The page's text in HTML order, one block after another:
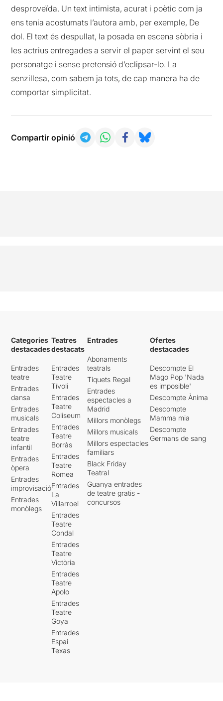
desproveïda. Un text intimista, acurat i poètic com ja
ens tenia acostumats l’autora amb, per exemple, De
dol. El text és despullat, la posada en escena sòbria i
les actrius entregades a servir el paper servint el seu
personatge i sense pretensió d’eclipsar-lo. La
senzillesa, com sabem ja tots, de cap manera ha de
comportar simplicitat.
Compartir opinió
Categories
destacades
Entrades
teatre
Entrades
dansa
Entrades
musicals
Entrades
teatre
infantil
Entrades
òpera
Entrades
improvisació
Entrades
monòlegs
Teatres
destacats
Entrades
Teatre
Tívoli
Entrades
Teatre
Coliseum
Entrades
Teatre
Borràs
Entrades
Teatre
Romea
Entrades
La
Villarroel
Entrades
Teatre
Condal
Entrades
Teatre
Victòria
Entrades
Teatre
Apolo
Entrades
Teatre
Goya
Entrades
Espai
Texas
Entrades
Abonaments
teatrals
Tiquets Regal
Entrades
espectacles a
Madrid
Millors monòlegs
Millors musicals
Millors espectacles
familiars
Black Friday
Teatral
Guanya entrades
de teatre gratis -
concursos
Ofertes
destacades
Descompte El
Mago Pop 'Nada
es imposible'
Descompte Ànima
Descompte
Mamma mia
Descompte
Germans de sang